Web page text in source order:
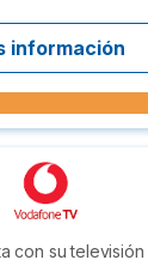
información
con su televisión